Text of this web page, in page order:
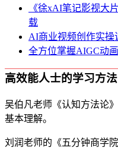
《徐xAI笔记影视大
载
AI商业视频创作实操
全方位掌握AIGC动
高效能人士的学习方法
吴伯凡老师《认知方法论
基本理解。
刘润老师的《五分钟商学